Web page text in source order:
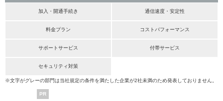
加入・開通手続き 通信速度・安定性
料金プラン コストパフォーマンス
サポートサービス 付帯サービス
セキュリティ対策
※文字がグレーの部門は当社規定の条件を満たした企業が2社未満のため発表しておりません。
PR